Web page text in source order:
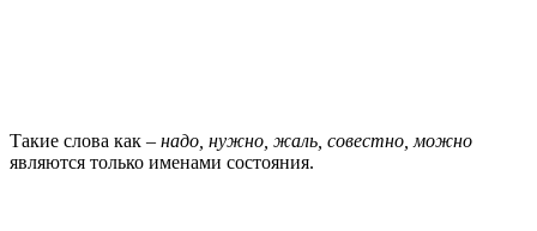
Такие слова как – надо, нужно, жаль, совестно, можно
являются только именами состояния.